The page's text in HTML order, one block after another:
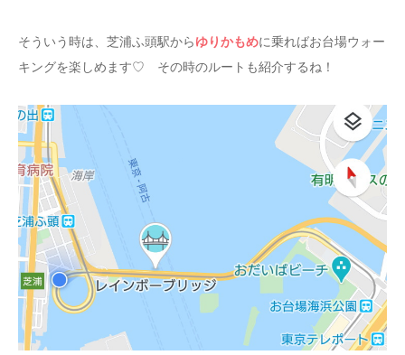
そういう時は、芝浦ふ頭駅からゆりかもめに乗ればお台場ウォー
キングを楽しめます♡ その時のルートも紹介するね！